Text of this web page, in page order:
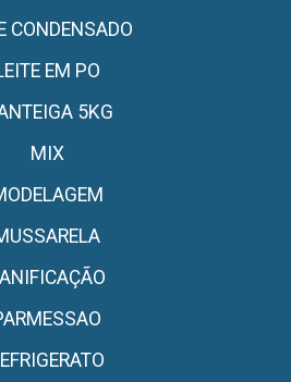
CONDENSADO
EM PO
5KG
MIX